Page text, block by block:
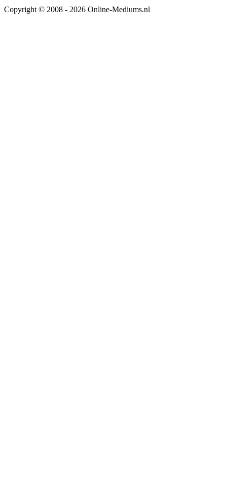
Copyright © 2008 - 2026 Online-Mediums.nl